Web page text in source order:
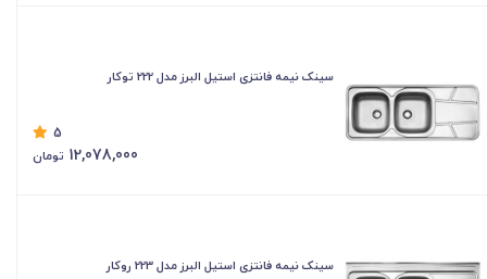
سینک نیمه فانتزی استیل البرز مدل 222 توکار
5
12,078,000 تومان
سینک نیمه فانتزی استیل البرز مدل 223 روکار